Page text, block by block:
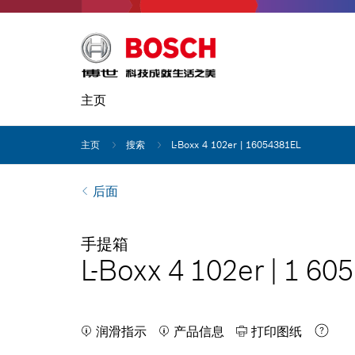
主页
主页 搜索 L-Boxx 4 102er | 16054381EL
后面
手提箱
L-Boxx 4 102er| 1
润滑指示 产品信息 打印图纸